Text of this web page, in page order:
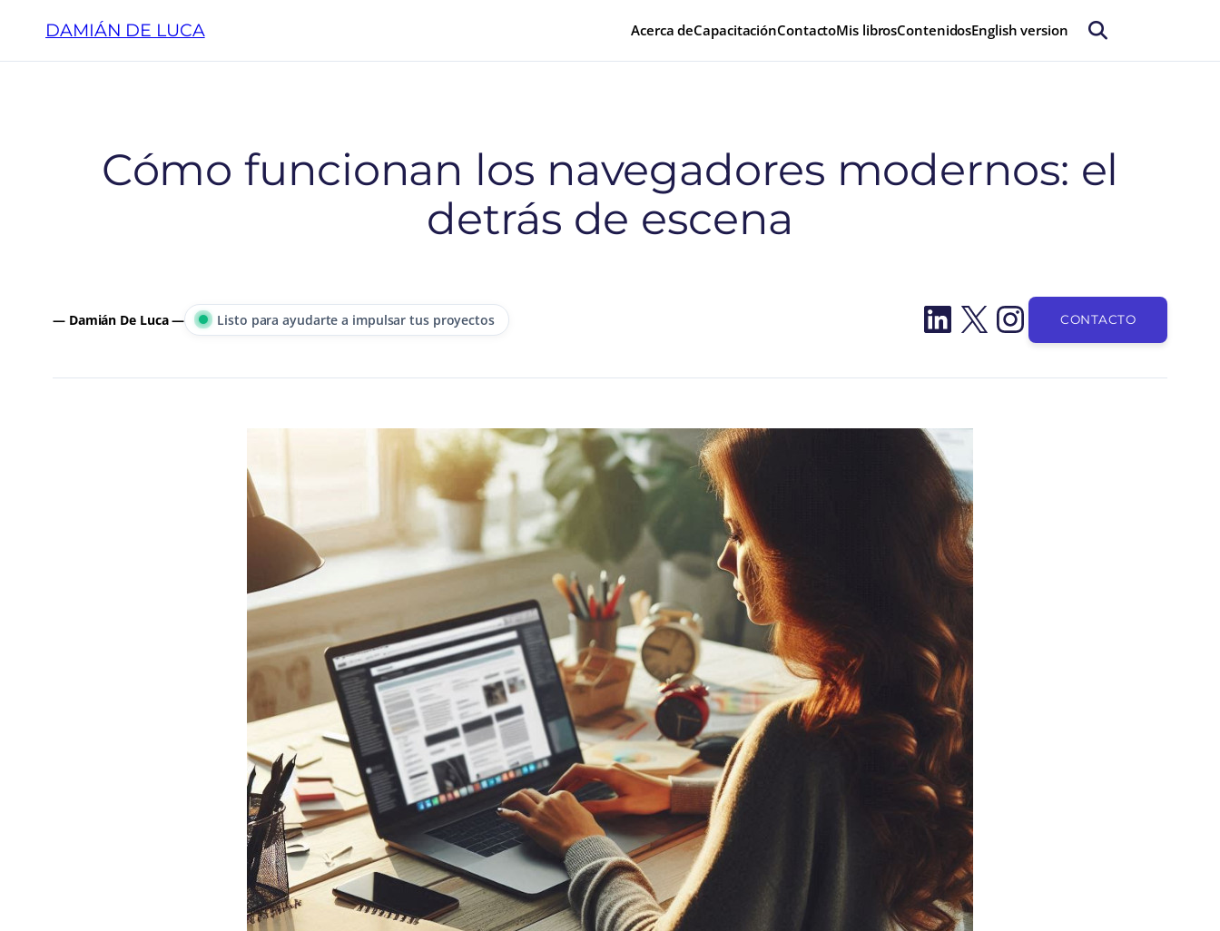
contenido
DAMIÁN DE LUCA Acerca deCapacitaciónContactoMis librosContenidosEnglish version
Cómo funcionan los navegadores modernos: el
detrás de escena
— Damián De Luca — Listo para ayudarte a impulsar tus proyectos LinkedIn
X Instagram
CONTACTO